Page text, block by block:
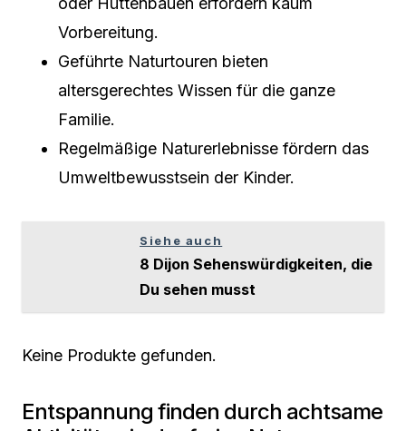
Vorbereitung.
Geführte Naturtouren bieten
altersgerechtes Wissen für die ganze
Familie.
Regelmäßige Naturerlebnisse fördern das
Umweltbewusstsein der Kinder.
Siehe auch
8 Dijon Sehenswürdigkeiten, die
Du sehen musst
Keine Produkte gefunden.
Entspannung finden durch achtsame